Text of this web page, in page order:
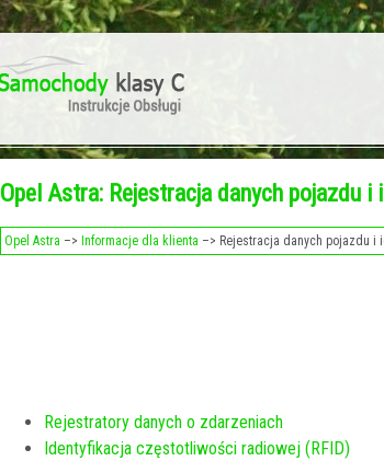
Opel Astra: Rejestracja danych pojazdu i
Opel Astra –> Informacje dla klienta –> Rejestracja danych pojazdu i
Rejestratory danych o zdarzeniach
Identyfikacja częstotliwości radiowej (RFID)